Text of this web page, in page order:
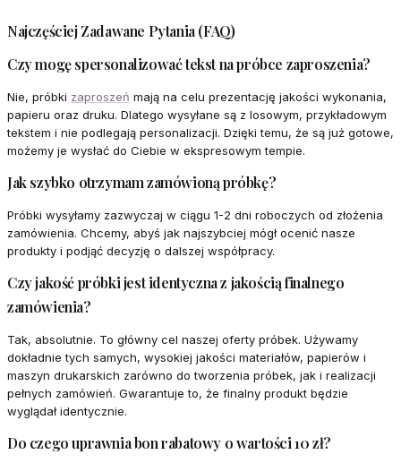
Najczęściej Zadawane Pytania (FAQ)
Czy mogę spersonalizować tekst na próbce zaproszenia?
Nie, próbki zaproszeń mają na celu prezentację jakości wykonania,
papieru oraz druku. Dlatego wysyłane są z losowym, przykładowym
tekstem i nie podlegają personalizacji. Dzięki temu, że są już gotowe,
możemy je wysłać do Ciebie w ekspresowym tempie.
Jak szybko otrzymam zamówioną próbkę?
Próbki wysyłamy zazwyczaj w ciągu 1-2 dni roboczych od złożenia
zamówienia. Chcemy, abyś jak najszybciej mógł ocenić nasze
produkty i podjąć decyzję o dalszej współpracy.
Czy jakość próbki jest identyczna z jakością finalnego
zamówienia?
Tak, absolutnie. To główny cel naszej oferty próbek. Używamy
dokładnie tych samych, wysokiej jakości materiałów, papierów i
maszyn drukarskich zarówno do tworzenia próbek, jak i realizacji
pełnych zamówień. Gwarantuje to, że finalny produkt będzie
wyglądał identycznie.
Do czego uprawnia bon rabatowy o wartości 10 zł?